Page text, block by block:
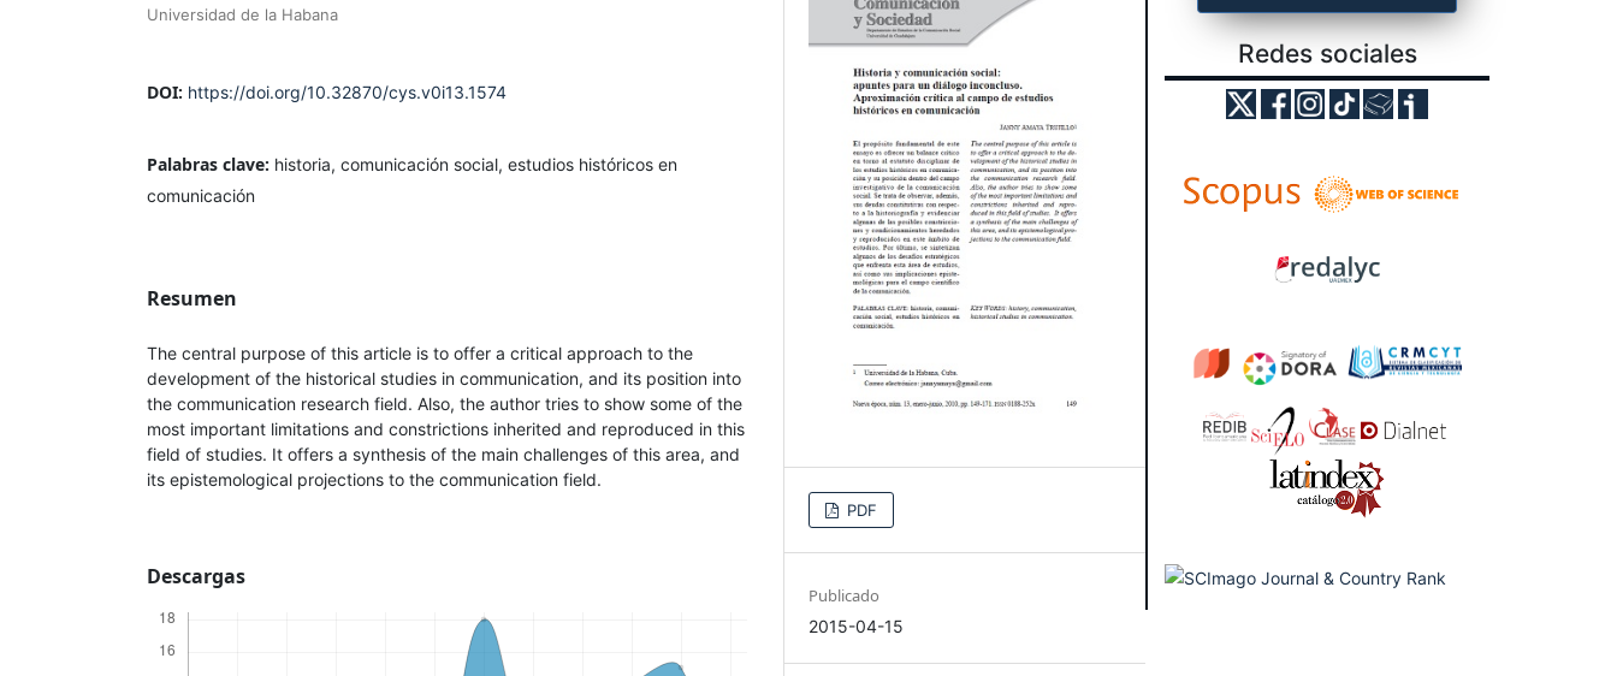
Universidad de la Habana
DOI: https://doi.org/10.32870/cys.v0i13.1574
Palabras clave: historia, comunicación social, estudios históricos en
comunicación
Resumen
The central purpose of this article is to offer a critical approach to the
development of the historical studies in communication, and its position into
the communication research field. Also, the author tries to show some of the
most important limitations and constrictions inherited and reproduced in this
field of studies. It offers a synthesis of the main challenges of this area, and
its epistemological projections to the communication field.
Descargas
PDF
Publicado
2015-04-15
Redes sociales